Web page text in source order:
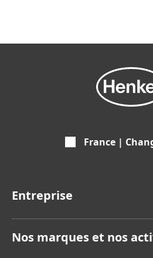
France |
Entreprise
Nos marques et nos